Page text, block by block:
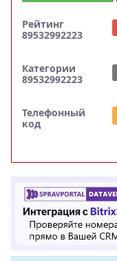
Рейтинг
89532992223
Категории
89532992223
Телефонный
код